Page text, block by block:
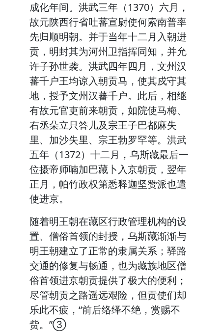
成化年间。洪武三年（1370）六月，
故元陕西行省吐蕃宣尉使何索南普率
先归顺明朝。并于当年十二月入朝进
贡，明封其为河州卫指挥同知，并允
许子孙世袭。洪武四年四月，文州汉
蕃千户王均谅入朝贡马，使其戍守其
地，授予文州汉蕃千户。此后，相继
有故元官吏前来朝贡，如院使马梅、
右丞朵立只答儿及宗王子巴都麻失
里、加沙失里、宗王勃罗罕等。洪武
五年（1372）十二月，乌斯藏最后一
位摄帝师喃加巴藏卜入京朝贡，翌年
正月，帕竹政权第悉释迦坚赞派也遣
使进京。
随着明王朝在藏区行政管理机构的设
置、僧俗首领的封授，乌斯藏渐渐与
明王朝建立了正常的隶属关系；驿路
交通的修复与畅通，也为藏族地区僧
俗首领进京朝贡提供了极大的便利；
尽管朝贡之路遥远艰险，但贡使们却
乐此不疲，“前后络绎不绝，赏赐不
赀。”③